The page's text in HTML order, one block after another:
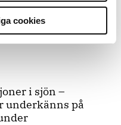
cookies
höjs med 2 300
i sjön –
underkänns på